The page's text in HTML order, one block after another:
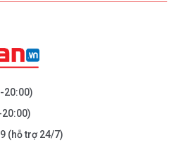
20:00)
(hỗ trợ 24/7)